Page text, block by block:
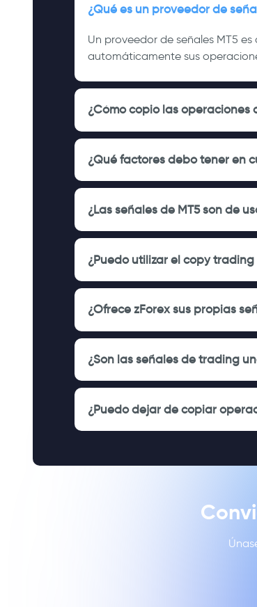
¿Qué es un proveedor de
Un proveedor de señales MT5
automáticamente sus
¿Cómo copio las operaciones
¿Qué factores debo tener en
¿Las señales de MT5 son de
¿Puedo utilizar el copy
¿Ofrece zForex sus propias
¿Son las señales de trading
¿Puedo dejar de copiar